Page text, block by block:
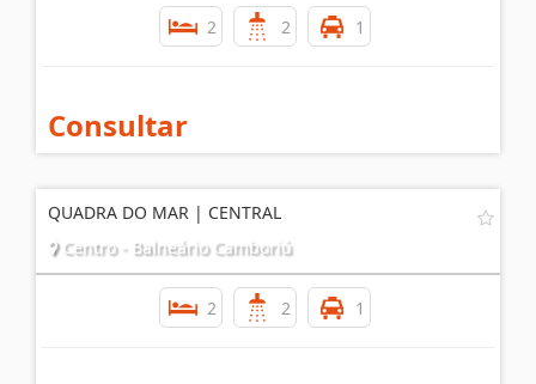
2 2 1
Consultar
QUADRA DO MAR | CENTRAL
Centro - Balneário Camboriú
2 2 1